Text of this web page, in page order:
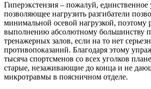
Гиперэкстензия – пожалуй,
позволяющее нагрузить разгибатели
минимальной осевой нагрузкой, поэтому
выполнению абсолютному большинству
тренажерных залов, если на то нет
противопоказаний. Благодаря этому
тысяча спортсменов со всех уголков
старые, незаживающие до конца и не
микротравмы в поясничном отделе.